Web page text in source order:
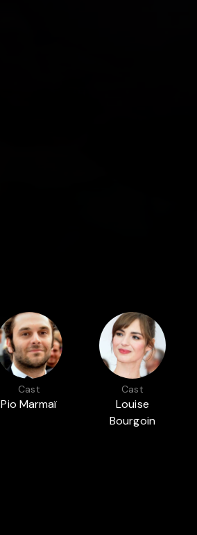
Cast
Pio Marmaï
Cast
Louise
Bourgoin